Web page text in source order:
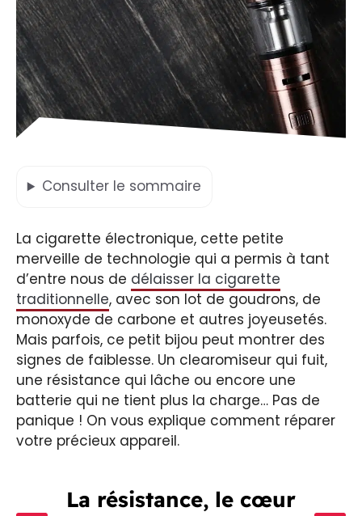
Consulter le sommaire
La cigarette électronique, cette petite
merveille de technologie qui a permis à tant
d’entre nous de délaisser la cigarette
traditionnelle, avec son lot de goudrons, de
monoxyde de carbone et autres joyeusetés.
Mais parfois, ce petit bijou peut montrer des
signes de faiblesse. Un clearomiseur qui fuit,
une résistance qui lâche ou encore une
batterie qui ne tient plus la charge… Pas de
panique ! On vous explique comment réparer
votre précieux appareil.
La résistance, le cœur